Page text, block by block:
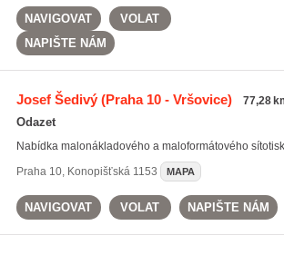
NAVIGOVAT
VOLAT
NAPIŠTE NÁM
Josef Šedivý(Praha 10 - Vršovice) 77,28
Odazet
Nabídka malonákladového a maloformátového
Praha 10, Konopišťská 1153 MAPA
NAVIGOVAT VOLAT NAPIŠTE NÁM